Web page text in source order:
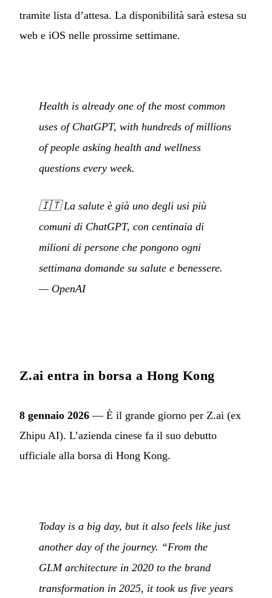
tramite lista d’attesa. La disponibilità sarà estesa su
web e iOS nelle prossime settimane.
Health is already one of the most common
uses of ChatGPT, with hundreds of millions
of people asking health and wellness
questions every week.
🇮🇹La salute è già uno degli usi più
comuni di ChatGPT, con centinaia di
milioni di persone che pongono ogni
settimana domande su salute e benessere.
— OpenAI
Z.ai entra in borsa a Hong Kong
8 gennaio 2026 — È il grande giorno per Z.ai (ex
Zhipu AI). L’azienda cinese fa il suo debutto
ufficiale alla borsa di Hong Kong.
Today is a big day, but it also feels like just
another day of the journey. “From the
GLM architecture in 2020 to the brand
transformation in 2025, it took us five years